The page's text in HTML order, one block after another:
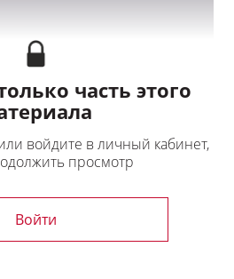
часть этого
войдите в личный кабинет,
просмотр
Войти